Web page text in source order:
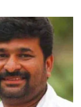
ಇಲ್ಲ;